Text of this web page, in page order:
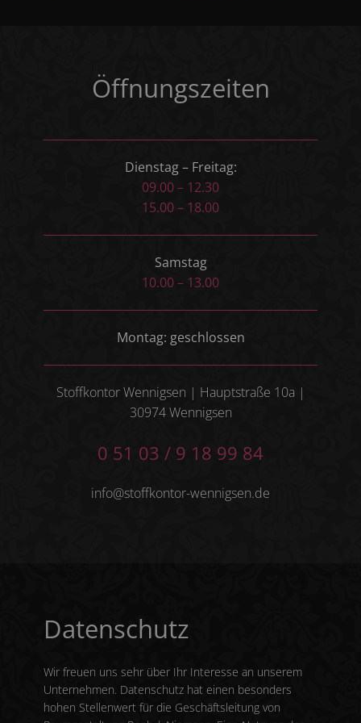
Öffnungszeiten
Dienstag – Freitag:
09.00 – 12.30
15.00 – 18.00
Samstag
10.00 – 13.00
Montag: geschlossen
Stoffkontor Wennigsen | Hauptstraße 10a |
30974 Wennigsen
0 51 03 / 9 18 99 84
info@stoffkontor-wennigsen.de
Datenschutz
Wir freuen uns sehr über Ihr Interesse an unserem
Unternehmen. Datenschutz hat einen besonders
hohen Stellenwert für die Geschäftsleitung von